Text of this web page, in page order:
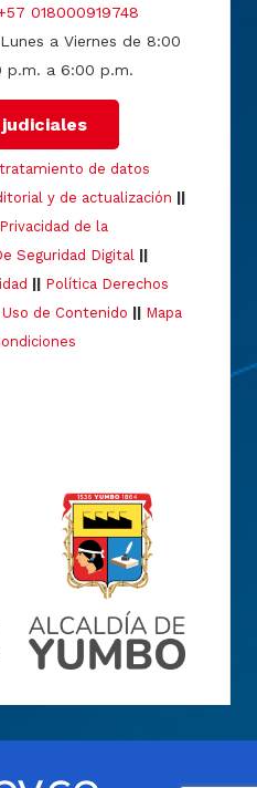
018000919748
a Viernes de 8:00
p.m. a 6:00 p.m.
de datos
y de actualización ||
de la
Seguridad Digital ||
|| Política Derechos
de Contenido || Mapa